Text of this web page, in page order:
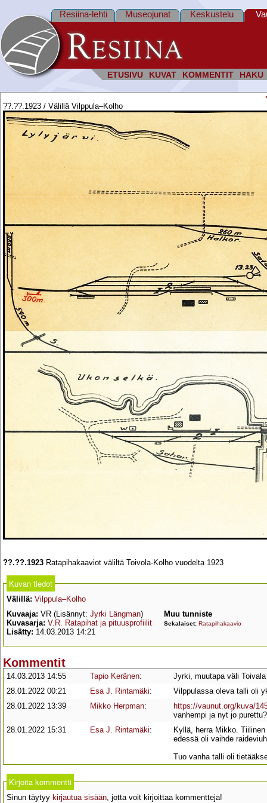
ETUSIVU KUVAT KOMMENTIT HAKU
Resiina-lehti Museojunat Keskustelu
??.??.1923 / Välillä Vilppula–Kolho
??.??.1923 Ratapihakaaviot väliltä Toivola-Kolho vuodelta 1923
Kuvan tiedot
Välillä: Vilppula–Kolho
Kuvaaja: VR (Lisännyt: Jyrki Längman)
Kuvasarja: V.R. Ratapihat ja pituusprofiilit
Lisätty: 14.03.2013 14:21
Muu tunniste
Sekalaiset: Ratapihakaavio
Kommentit
14.03.2013 14:55 Tapio Keränen:
Jyrki, muutapa väli
28.01.2022 00:21
Esa J. Rintamäki:
Vilppulassa oleva talli oli
28.01.2022 13:39
Mikko Herpman:
https://vaunut.org/kuva/
vanhempi ja nyt jo purettu?
28.01.2022 15:31
Esa J. Rintamäki:
Kyllä, herra Mikko.
edessä oli vaihde
Tuo vanha talli oli
Kirjoita kommentti
Sinun täytyy kirjautua sisään, jotta voit kirjoittaa kommentteja!